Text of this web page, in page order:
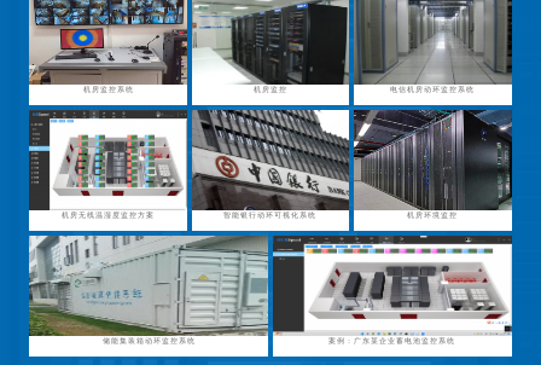
机房监控系统 机房监控 电信机房动环监控系统
机房无线温湿度监控方案 智能银行动环可视化系统 机房环境监控
储能集装箱动环监控系统 案例：广东某企业蓄电池监控系统